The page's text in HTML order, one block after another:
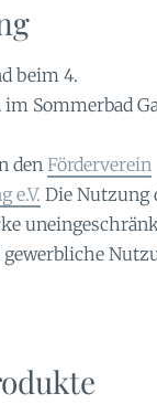
beim 4.
Sommerbad
denFörderverein
e.V. Die Nutzung